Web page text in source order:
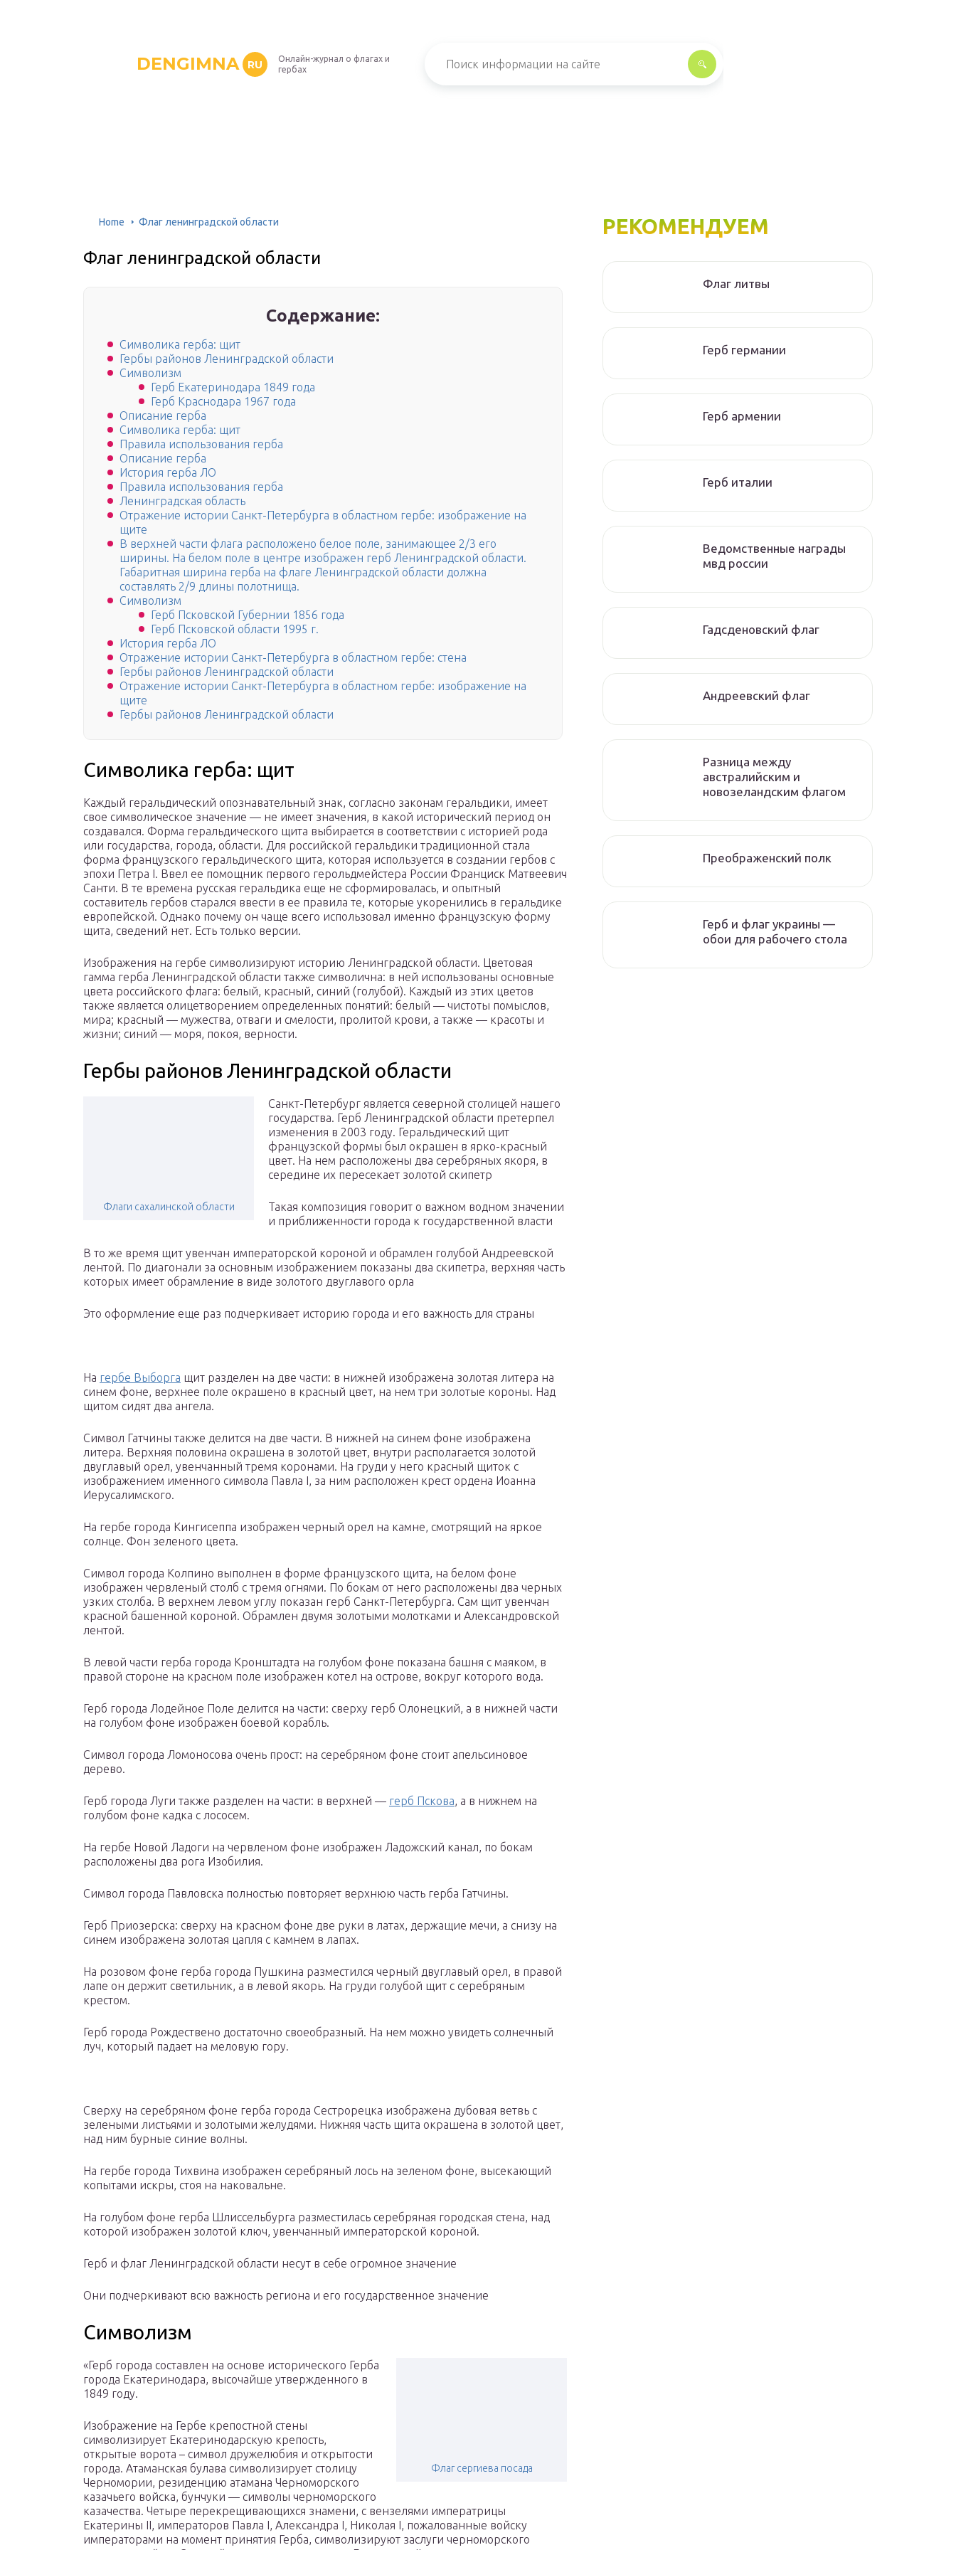
DENGIMNA RU
Онлайн-журнал о флагах и
гербах
Home Флаг ленинградской области
Флаг ленинградской области
Содержание:
Символика герба: щит
Гербы районов Ленинградской области
Символизм
Герб Екатеринодара 1849 года
Герб Краснодара 1967 года
Описание герба
Символика герба: щит
Правила использования герба
Описание герба
История герба ЛО
Правила использования герба
Ленинградская область
Отражение истории Санкт-Петербурга в областном гербе: изображение на
щите
В верхней части флага расположено белое поле, занимающее 2/3 его
ширины. На белом поле в центре изображен герб Ленинградской области.
Габаритная ширина герба на флаге Ленинградской области должна
составлять 2/9 длины полотнища.
Символизм
Герб Псковской Губернии 1856 года
Герб Псковской области 1995 г.
История герба ЛО
Отражение истории Санкт-Петербурга в областном гербе: стена
Гербы районов Ленинградской области
Отражение истории Санкт-Петербурга в областном гербе: изображение на
щите
Гербы районов Ленинградской области
Символика герба: щит
Каждый геральдический опознавательный знак, согласно законам геральдики, имеет
свое символическое значение — не имеет значения, в какой исторический период он
создавался. Форма геральдического щита выбирается в соответствии с историей рода
или государства, города, области. Для российской геральдики традиционной стала
форма французского геральдического щита, которая используется в создании гербов с
эпохи Петра I. Ввел ее помощник первого герольдмейстера России Франциск Матвеевич
Санти. В те времена русская геральдика еще не сформировалась, и опытный
составитель гербов старался ввести в ее правила те, которые укоренились в геральдике
европейской. Однако почему он чаще всего использовал именно французскую форму
щита, сведений нет. Есть только версии.
Изображения на гербе символизируют историю Ленинградской области. Цветовая
гамма герба Ленинградской области также символична: в ней использованы основные
цвета российского флага: белый, красный, синий (голубой). Каждый из этих цветов
также является олицетворением определенных понятий: белый — чистоты помыслов,
мира; красный — мужества, отваги и смелости, пролитой крови, а также — красоты и
жизни; синий — моря, покоя, верности.
Гербы районов Ленинградской области
Флаги сахалинской области
Санкт-Петербург является северной столицей нашего
государства. Герб Ленинградской области претерпел
изменения в 2003 году. Геральдический щит
французской формы был окрашен в ярко-красный
цвет. На нем расположены два серебряных якоря, в
середине их пересекает золотой скипетр
Такая композиция говорит о важном водном значении
и приближенности города к государственной власти
В то же время щит увенчан императорской короной и обрамлен голубой Андреевской
лентой. По диагонали за основным изображением показаны два скипетра, верхняя часть
которых имеет обрамление в виде золотого двуглавого орла
Это оформление еще раз подчеркивает историю города и его важность для страны
На гербе Выборга щит разделен на две части: в нижней изображена золотая литера на
синем фоне, верхнее поле окрашено в красный цвет, на нем три золотые короны. Над
щитом сидят два ангела.
Символ Гатчины также делится на две части. В нижней на синем фоне изображена
литера. Верхняя половина окрашена в золотой цвет, внутри располагается золотой
двуглавый орел, увенчанный тремя коронами. На груди у него красный щиток с
изображением именного символа Павла I, за ним расположен крест ордена Иоанна
Иерусалимского.
На гербе города Кингисеппа изображен черный орел на камне, смотрящий на яркое
солнце. Фон зеленого цвета.
Символ города Колпино выполнен в форме французского щита, на белом фоне
изображен червленый столб с тремя огнями. По бокам от него расположены два черных
узких столба. В верхнем левом углу показан герб Санкт-Петербурга. Сам щит увенчан
красной башенной короной. Обрамлен двумя золотыми молотками и Александровской
лентой.
В левой части герба города Кронштадта на голубом фоне показана башня с маяком, в
правой стороне на красном поле изображен котел на острове, вокруг которого вода.
Герб города Лодейное Поле делится на части: сверху герб Олонецкий, а в нижней части
на голубом фоне изображен боевой корабль.
Символ города Ломоносова очень прост: на серебряном фоне стоит апельсиновое
дерево.
Герб города Луги также разделен на части: в верхней — герб Пскова, а в нижнем на
голубом фоне кадка с лососем.
На гербе Новой Ладоги на червленом фоне изображен Ладожский канал, по бокам
расположены два рога Изобилия.
Символ города Павловска полностью повторяет верхнюю часть герба Гатчины.
Герб Приозерска: сверху на красном фоне две руки в латах, держащие мечи, а снизу на
синем изображена золотая цапля с камнем в лапах.
На розовом фоне герба города Пушкина разместился черный двуглавый орел, в правой
лапе он держит светильник, а в левой якорь. На груди голубой щит с серебряным
крестом.
Герб города Рождествено достаточно своеобразный. На нем можно увидеть солнечный
луч, который падает на меловую гору.
Сверху на серебряном фоне герба города Сестрорецка изображена дубовая ветвь с
зелеными листьями и золотыми желудями. Нижняя часть щита окрашена в золотой цвет,
над ним бурные синие волны.
На гербе города Тихвина изображен серебряный лось на зеленом фоне, высекающий
копытами искры, стоя на наковальне.
На голубом фоне герба Шлиссельбурга разместилась серебряная городская стена, над
которой изображен золотой ключ, увенчанный императорской короной.
Герб и флаг Ленинградской области несут в себе огромное значение
Они подчеркивают всю важность региона и его государственное значение
Символизм
Флаг сергиева посада
«Герб города составлен на основе исторического Герба
города Екатеринодара, высочайше утвержденного в
1849 году.
Изображение на Гербе крепостной стены
символизирует Екатеринодарскую крепость,
открытые ворота – символ дружелюбия и открытости
города. Атаманская булава символизирует столицу
Черномории, резиденцию атамана Черноморского
казачьего войска, бунчуки — символы черноморского
казачества. Четыре перекрещивающихся знамени, с вензелями императрицы
Екатерины II, императоров Павла I, Александра I, Николая I, пожалованные войску
императорами на момент принятия Герба, символизируют заслуги черноморского
РЕКОМЕНДУЕМ
Флаг литвы
Герб германии
Герб армении
Герб италии
Ведомственные награды
мвд россии
Гадсденовский флаг
Андреевский флаг
Разница между
австралийским и
новозеландским флагом
Преображенский полк
Герб и флаг украины —
обои для рабочего стола